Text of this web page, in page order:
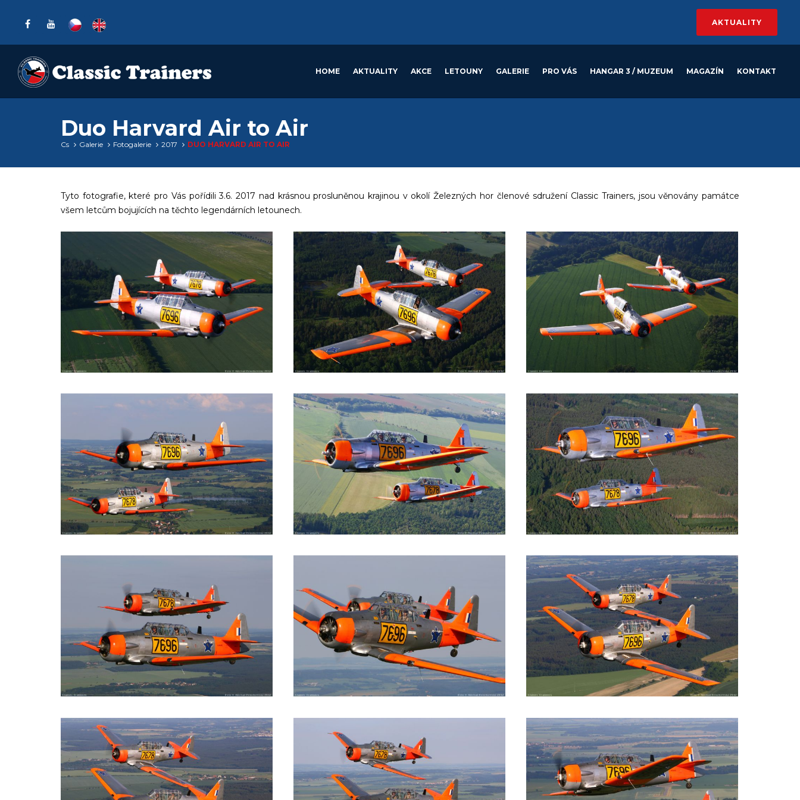
AKTUALITY
HOME AKTUALITY AKCE LETOUNY GALERIE PRO VÁS HANGAR 3 / MUZEUM MAGAZÍN KONTAKT
Duo Harvard Air to Air
Cs Galerie Fotogalerie 2017 DUO HARVARD AIR TO AIR
Tyto fotografie, které pro Vás pořídili 3.6. 2017 nad krásnou prosluněnou krajinou v okolí Železných hor členové sdružení Classic Trainers, jsou věnovány památce
všem letcům bojujících na těchto legendárních letounech.